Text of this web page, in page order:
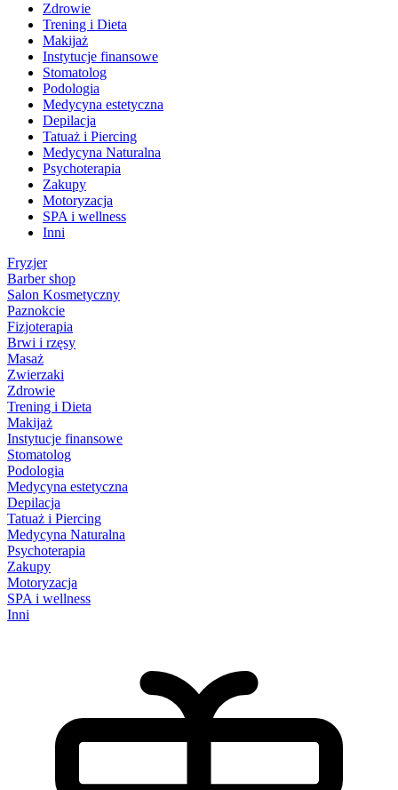
Zdrowie
Trening i Dieta
Makijaż
Instytucje finansowe
Stomatolog
Podologia
Medycyna estetyczna
Depilacja
Tatuaż i Piercing
Medycyna Naturalna
Psychoterapia
Zakupy
Motoryzacja
SPA i wellness
Inni
Fryzjer
Barber shop
Salon Kosmetyczny
Paznokcie
Fizjoterapia
Brwi i rzęsy
Masaż
Zwierzaki
Zdrowie
Trening i Dieta
Makijaż
Instytucje finansowe
Stomatolog
Podologia
Medycyna estetyczna
Depilacja
Tatuaż i Piercing
Medycyna Naturalna
Psychoterapia
Zakupy
Motoryzacja
SPA i wellness
Inni